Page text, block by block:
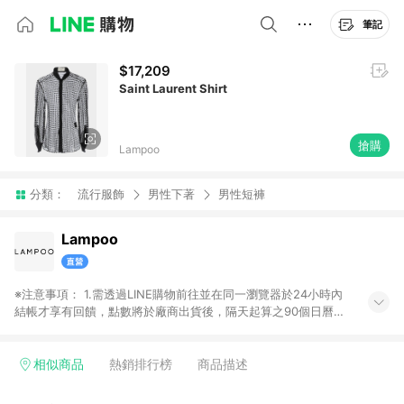
筆記
$17,209
Saint Laurent Shirt
Lampoo 搶購
分類： 流行服飾 男性下著 男性短褲
Lampoo
※注意事項： 1.需透過LINE購物前往並在同一瀏覽器於24小時內
結帳才享有回饋，點數將於廠商出貨後，隔天起算之90個日曆天
差異。 4.若於商家App下單，不符合LINE購物導購資格。
相似商品 熱銷排行榜 商品描述